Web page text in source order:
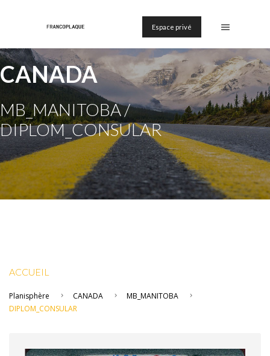
Espace privé
CANADA
MB_MANITOBA /
DIPLOM_CONSULAR
ACCUEIL
Planisphère CANADA
MB_MANITOBA
DIPLOM_CONSULAR